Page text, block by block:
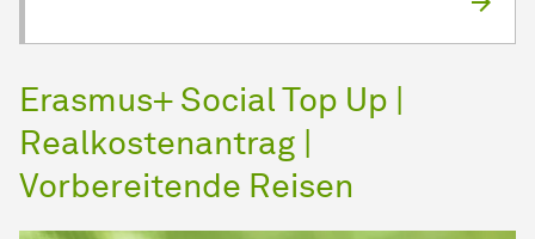
Erasmus+ Social Top Up |
Realkostenantrag |
Vorbereitende Reisen